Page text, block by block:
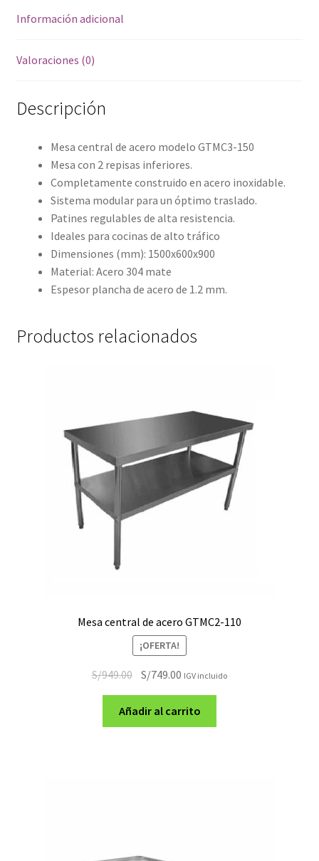
Información adicional
Valoraciones (0)
Descripción
Mesa central de acero modelo GTMC3-150
Mesa con 2 repisas inferiores.
Completamente construido en acero inoxidable.
Sistema modular para un óptimo traslado.
Patines regulables de alta resistencia.
Ideales para cocinas de alto tráfico
Dimensiones (mm): 1500x600x900
Material: Acero 304 mate
Espesor plancha de acero de 1.2 mm.
Productos relacionados
Mesa central de acero GTMC2-110
¡OFERTA!
S/949.00 El
precio
original
era:
S/749.00 El
precio
actual
es:
IGV incluido
Añadir al carrito